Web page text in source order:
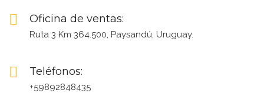
Oficina de ventas:
Ruta 3 Km 364.500, Paysandú, Uruguay.
Teléfonos:
+59892848435